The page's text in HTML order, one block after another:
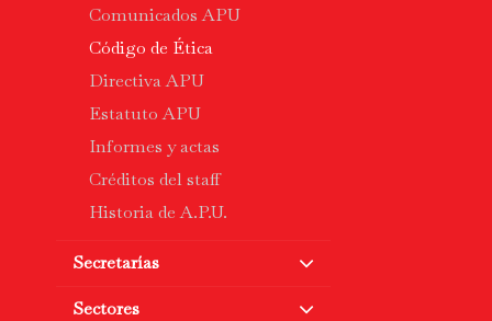
Comunicados APU
Código de Ética
Directiva APU
Estatuto APU
Informes y actas
Créditos del staff
Historia de A.P.U.
Secretarías
Sectores